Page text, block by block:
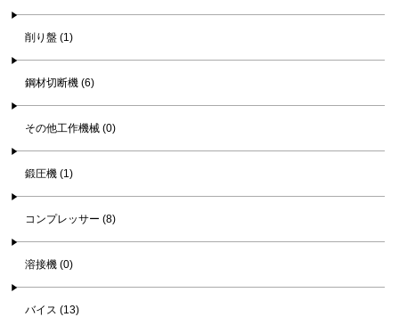
削り盤 (1)
鋼材切断機 (6)
その他工作機械 (0)
鍛圧機 (1)
コンプレッサー (8)
溶接機 (0)
バイス (13)